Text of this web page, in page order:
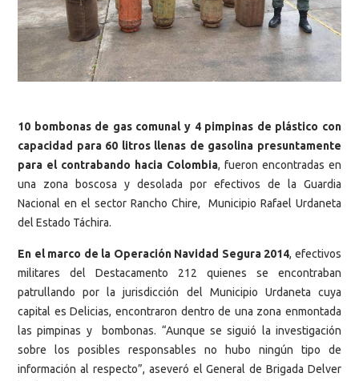
10 bombonas de gas comunal y 4 pimpinas de plástico con
capacidad para 60 litros llenas de gasolina presuntamente
para el contrabando hacia Colombia, fueron encontradas en
una zona boscosa y desolada por efectivos de la Guardia
Nacional en el sector Rancho Chire, Municipio Rafael Urdaneta
del Estado Táchira.
En el marco de la Operación Navidad Segura 2014, efectivos
militares del Destacamento 212 quienes se encontraban
patrullando por la jurisdicción del Municipio Urdaneta cuya
capital es Delicias, encontraron dentro de una zona enmontada
las pimpinas y bombonas. “Aunque se siguió la investigación
sobre los posibles responsables no hubo ningún tipo de
información al respecto”, aseveró el General de Brigada Delver